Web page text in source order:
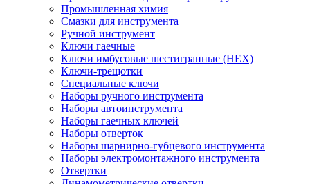
Промышленная химия
Смазки для инструмента
Ручной инструмент
Ключи гаечные
Ключи имбусовые шестигранные (HEX)
Ключи-трещотки
Специальные ключи
Наборы ручного инструмента
Наборы автоинструмента
Наборы гаечных ключей
Наборы отверток
Наборы шарнирно-губцевого инструмента
Наборы электромонтажного инструмента
Отвертки